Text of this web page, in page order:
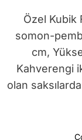
Özel Kubik
somon-
cm,
Kahverengi
olan